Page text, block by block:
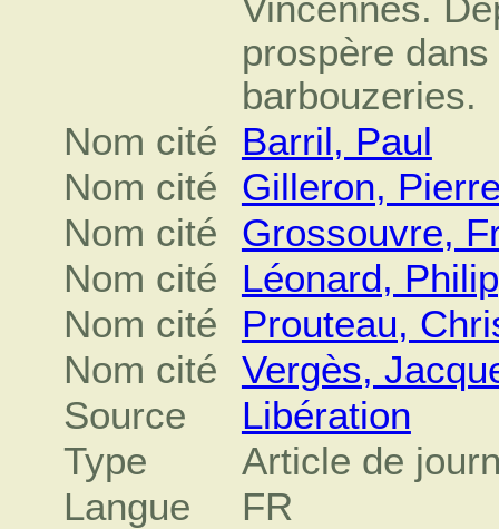
Vincennes.
prospère
barbouzeries.
Nom cité
Barril, Paul
Nom cité
Gilleron,
Nom cité
Grossouvre,
Nom cité
Léonard,
Nom cité
Prouteau,
Nom cité
Vergès,
Source
Libération
Type
Article de
Langue
FR